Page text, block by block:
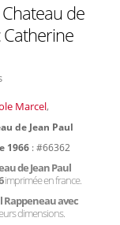
de
Catherine
Marcel,
de Jean Paul
1966 : #66362
de Jean Paul
imprimée en france.
Rappeneau avec
dimensions.